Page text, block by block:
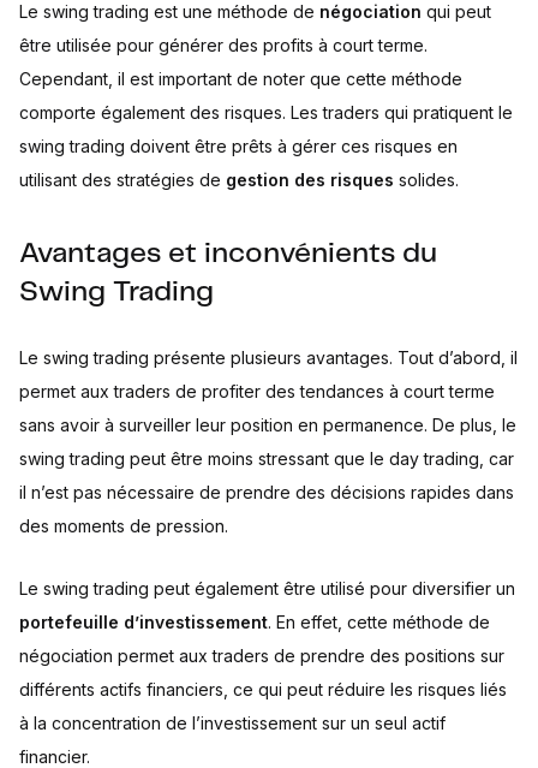
Le swing trading est une méthode de négociation qui peut
être utilisée pour générer des profits à court terme.
Cependant, il est important de noter que cette méthode
comporte également des risques. Les traders qui pratiquent le
swing trading doivent être prêts à gérer ces risques en
utilisant des stratégies de gestion des risques solides.
Avantages et inconvénients du
Swing Trading
Le swing trading présente plusieurs avantages. Tout d’abord, il
permet aux traders de profiter des tendances à court terme
sans avoir à surveiller leur position en permanence. De plus, le
swing trading peut être moins stressant que le day trading, car
il n’est pas nécessaire de prendre des décisions rapides dans
des moments de pression.
Le swing trading peut également être utilisé pour diversifier un
portefeuille d’investissement. En effet, cette méthode de
négociation permet aux traders de prendre des positions sur
différents actifs financiers, ce qui peut réduire les risques liés
à la concentration de l’investissement sur un seul actif
financier.